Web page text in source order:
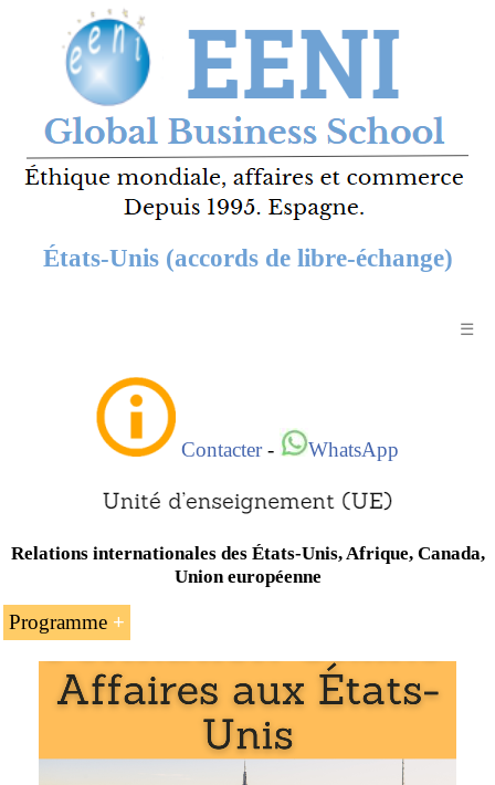
États-Unis (accords de libre-échange)
☰
Contacter- WhatsApp
Relations internationales des États-Unis, Afrique, Canada,
Union européenne
Programme
L’introduction à l’Accord Canada-États-Unis
Mexique
Le Forum de la coopération économique de la
zone Asie-Pacifique